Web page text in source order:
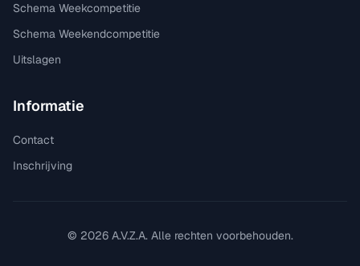
Schema Weekcompetitie
Schema Weekendcompetitie
Uitslagen
Informatie
Contact
Inschrijving
© 2026A.V.Z.A. Alle rechten voorbehouden.